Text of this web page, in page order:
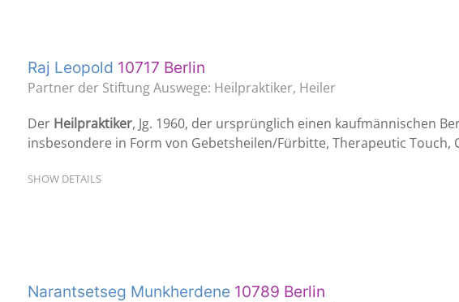
Raj Leopold 10717 Berlin
Partner der Stiftung Auswege: Heilpraktiker, Heiler
Der Heilpraktiker, Jg. 1960, der ursprünglich einen kaufmännischen
insbesondere in Form von Gebetsheilen/Fürbitte, Therapeutic Touch,
SHOW DETAILS
Narantsetseg Munkherdene 10789 Berlin